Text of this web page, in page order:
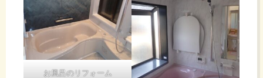
お風呂のリフォーム